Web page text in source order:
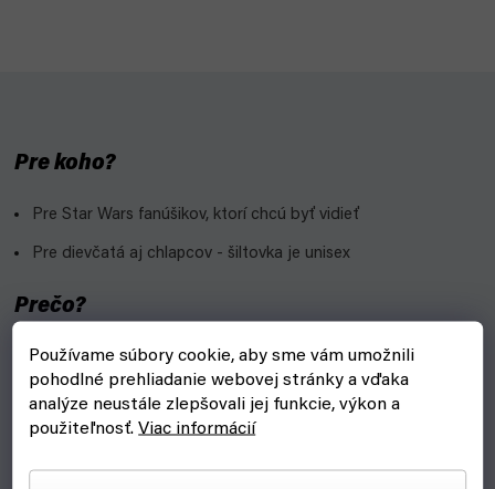
Používame súbory cookie, aby sme vám umožnili
pohodlné prehliadanie webovej stránky a vďaka
analýze neustále zlepšovali jej funkcie, výkon a
použiteľnosť.Viac informácií
Pre koho?
Pre Star Wars fanúšikov, ktorí chcú byť vidieť
Pre dievčatá aj chlapcov - šiltovka je unisex
Prečo?
Skvelé ako darček - šiltovka je veľmi kvalitná.
Veľkosť snapbacku je "one size", teda univerzálna
Vzadu si môžeš šiltovku prispôsobiť tomu, akú máš veľkú